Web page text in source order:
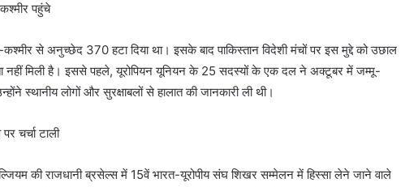
पहुंचे
से अनुच्छेद 370 हटा दिया था। इसके बाद पाकिस्तान विदेशी मंचों पर इस मुद्दे को उछाल
मिली है। इससे पहले, यूरोपियन यूनियन के 25 सदस्यों के एक दल ने अक्टूबर में जम्मू-
स्थानीय लोगों और सुरक्षाबलों से हालात की जानकारी ली थी।
चर्चा टाली
की राजधानी ब्रसेल्स में 15वें भारत-यूरोपीय संघ शिखर सम्मेलन में हिस्सा लेने जाने वाले